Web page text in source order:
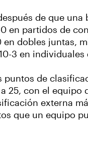
de que
en partidos de
dobles juntas,
3 en
de
25, con el
externa
que un equipo